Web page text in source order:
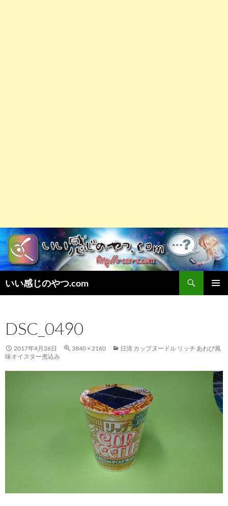
いい感じのやつ.com
索
ン
ツ
へ
ス
DSC_0490
2017年4月26日 3840 × 2160
日清 カップヌードル リッチ あわび風
味オイスター煮込み